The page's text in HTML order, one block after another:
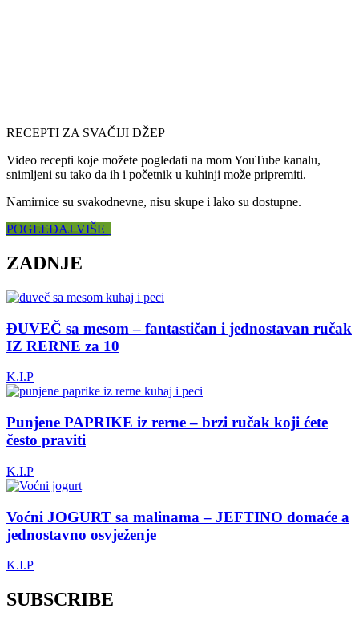
RECEPTI ZA SVAČIJI DŽEP
Video recepti koje možete pogledati na mom YouTube kanalu,
snimljeni su tako da ih i početnik u kuhinji može pripremiti.
Namirnice su svakodnevne, nisu skupe i lako su dostupne.
POGLEDAJ VIŠE
ZADNJE
ĐUVEČ sa mesom – fantastičan i jednostavan ručak
IZ RERNE za 10
K.I.P
Punjene PAPRIKE iz rerne – brzi ručak koji ćete
često praviti
K.I.P
Voćni JOGURT sa malinama – JEFTINO domaće a
jednostavno osvježenje
K.I.P
SUBSCRIBE